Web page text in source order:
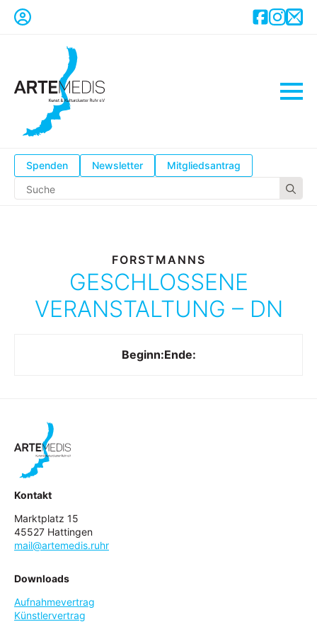
Spenden Newsletter Mitgliedsantrag
FORSTMANNS
GESCHLOSSENE
VERANSTALTUNG – DN
Beginn:Ende:
Kontakt
Marktplatz 15
45527 Hattingen
mail@artemedis.ruhr
Downloads
Aufnahmevertrag
Künstlervertrag